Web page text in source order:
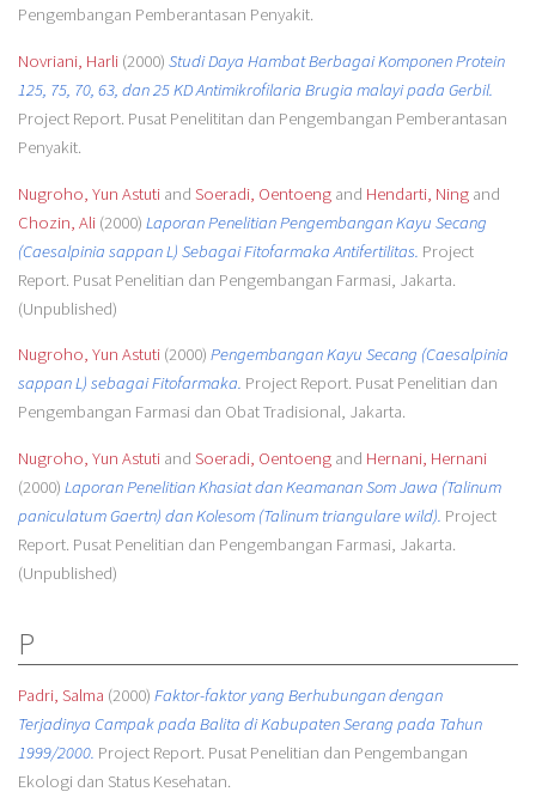
Pengembangan Pemberantasan Penyakit.
Novriani, Harli(2000) Studi Daya Hambat Berbagai Komponen Protein
125, 75, 70, 63, dan 25 KD Antimikrofilaria Brugia malayi pada Gerbil.
Project Report. Pusat Penelititan dan Pengembangan Pemberantasan
Penyakit.
Nugroho, Yun Astutiand Soeradi, Oentoengand Hendarti, Ningand
Chozin, Ali(2000) Laporan Penelitian Pengembangan Kayu Secang
(Caesalpinia sappan L) Sebagai Fitofarmaka Antifertilitas. Project
Report. Pusat Penelitian dan Pengembangan Farmasi, Jakarta.
(Unpublished)
Nugroho, Yun Astuti(2000) Pengembangan Kayu Secang (Caesalpinia
sappan L) sebagai Fitofarmaka. Project Report. Pusat Penelitian dan
Pengembangan Farmasi dan Obat Tradisional, Jakarta.
Nugroho, Yun Astutiand Soeradi, Oentoengand Hernani, Hernani
(2000) Laporan Penelitian Khasiat dan Keamanan Som Jawa (Talinum
paniculatum Gaertn) dan Kolesom (Talinum triangulare wild). Project
Report. Pusat Penelitian dan Pengembangan Farmasi, Jakarta.
(Unpublished)
P
Padri, Salma (2000) Faktor-faktor yang Berhubungan dengan
Terjadinya Campak pada Balita di Kabupaten Serang pada Tahun
1999/2000. Project Report. Pusat Penelitian dan Pengembangan
Ekologi dan Status Kesehatan.